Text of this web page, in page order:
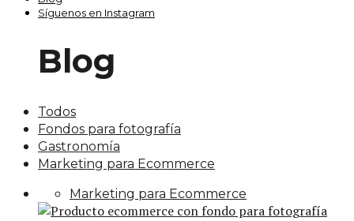
Síguenos en Instagram
Blog
Todos
Fondos para fotografía
Gastronomía
Marketing para Ecommerce
Marketing para Ecommerce